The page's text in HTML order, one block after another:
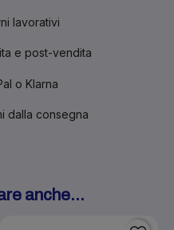
lavorativi
e post-vendita
o Klarna
dalla consegna
anche...